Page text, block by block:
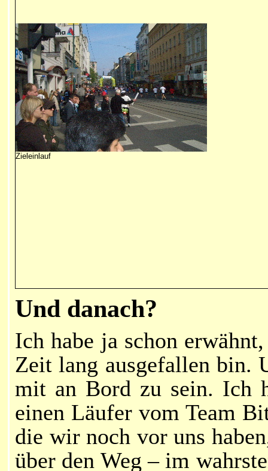
Zieleinlauf
Und danach?
Ich habe ja schon
Zeit lang ausgefallen bin.
mit an Bord zu sein. Ich
einen Läufer vom Team
die wir noch vor uns
über den Weg – im